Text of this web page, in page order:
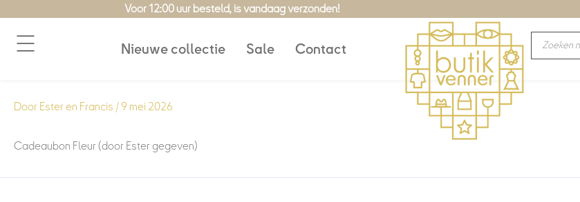
Voor 12:00 uur besteld, is vandaag verzonden!
Nieuwe collectie Sale Contact
Producten
zoeken
Door Ester en Francis / 9 mei 2026
Cadeaubon Fleur (door Ester gegeven)